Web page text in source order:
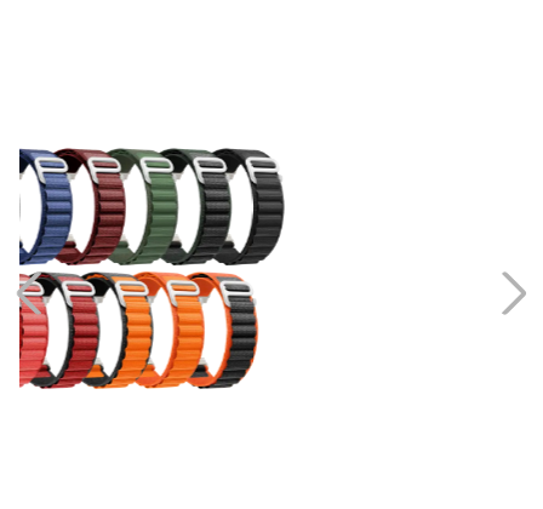
LIBERTAS